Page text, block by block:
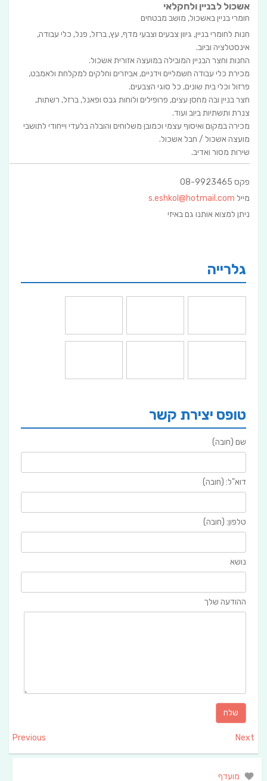
אשכול לבניין ולחקלאי
חומרי בניין באשכול, מושב מבטחים
חנות לחומרי בניין, גיוון צבעים וצבעי מדף, עץ, ברזל, פנל, כלי עבודה,
אינסטלציה וביוב.
החנות וחצר הבניין המובילה במועצה אזורית אשכול.
מכירת כלי עבודה חשמליים וידניים, אביזרים וחלקים למקלחת ולאמבט,
פרזול וכלי בית שונים, כל סוגי הצבעים.
חצר בניין ובה מחסן עצים, פרופילים ולוחות גבס ופאנל, ברזל, רשתות,
צנרת ותשתיות ביוב ועוד.
מכירה במקום ואיסוף עצמי וכמובן משלוחים והובלה בלעדי וייחודי לתושבי
מועצה אשכול / חבל אשכול.
שירות מסור ואדיב.
פקס 08-9923465
מייל s.eshkol@hotmail.com
ניתן למצוא אותנו גם באיזי
גלרייה
טופס יצירת קשר
שם (חובה)
דוא"ל: (חובה)
טלפון: (חובה)
נושא
ההודעה שלך
Previous Next
מועדף